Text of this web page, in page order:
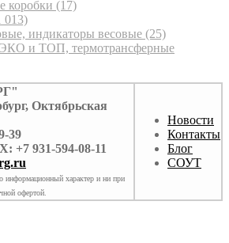
коробки (17)
013)
индикаторы весовые (25)
ЭКО и ТОП, термотрансферные
Октябрьская
39
+7 931-594-08-11
информационный характер и ни при
офертой.
Новости
Контакты
Блог
СОУТ